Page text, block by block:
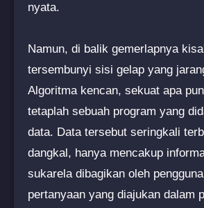
nyata.
Namun, di balik gemerlapnya
tersembunyi sisi gelap yang
Algoritma kencan, sekuat apa
tetaplah sebuah program yang
data. Data tersebut seringkali
dangkal, hanya mencakup
sukarela dibagikan oleh
pertanyaan yang diajukan dalam